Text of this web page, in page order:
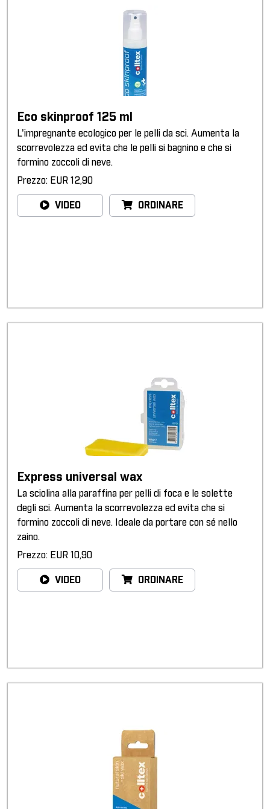
Eco skinproof 125 ml
L'impregnante ecologico per le pelli da sci. Aumenta la
scorrevolezza ed evita che le pelli si bagnino e che si
formino zoccoli di neve.
Prezzo: EUR 12,90
VIDEO ORDINARE
Express universal wax
La sciolina alla paraffina per pelli di foca e le solette
degli sci. Aumenta la scorrevolezza ed evita che si
formino zoccoli di neve. Ideale da portare con sé nello
zaino.
Prezzo: EUR 10,90
VIDEO ORDINARE